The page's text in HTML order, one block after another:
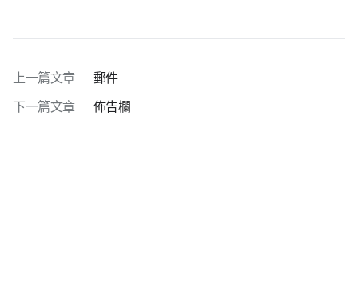
上一篇文章
郵件
下一篇文章
佈告欄